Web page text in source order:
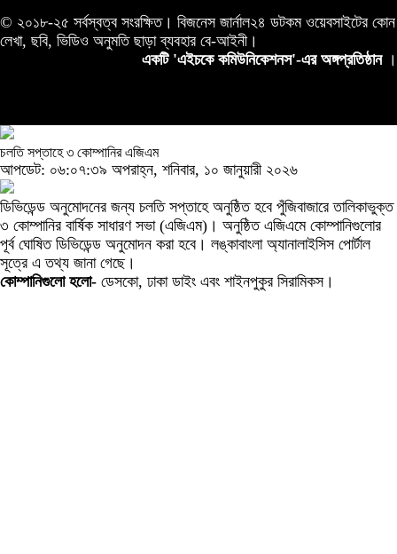
© ২০১৮-২৫ সর্বস্বত্ব সংরক্ষিত। বিজনেস জার্নাল২৪ ডটকম ওয়েবসাইটের কোন
লেখা, ছবি, ভিডিও অনুমতি ছাড়া ব্যবহার বে-আইনী।
একটি 'এইচকে কমিউনিকেশনস'-এর অঙ্গপ্রতিষ্ঠান ।
চলতি সপ্তাহে ৩ কোম্পানির এজিএম
আপডেট: ০৬:০৭:৩৯ অপরাহ্ন, শনিবার, ১০ জানুয়ারী ২০২৬
ডিভিডেন্ড অনুমোদনের জন্য চলতি সপ্তাহে অনুষ্ঠিত হবে পুঁজিবাজারে তালিকাভুক্ত
৩ কোম্পানির বার্ষিক সাধারণ সভা (এজিএম)। অনুষ্ঠিত এজিএমে কোম্পানিগুলোর
পূর্ব ঘোষিত ডিভিডেন্ড অনুমোদন করা হবে। লঙ্কাবাংলা অ্যানালাইসিস পোর্টাল
সূত্রে এ তথ্য জানা গেছে।
কোম্পানিগুলো হলো- ডেসকো, ঢাকা ডাইং এবং শাইনপুকুর সিরামিকস।